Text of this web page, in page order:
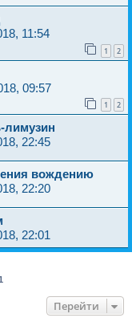
11:54
1 2
09:57
1 2
лимузин
22:45
вождению
22:20
22:01
Перейти